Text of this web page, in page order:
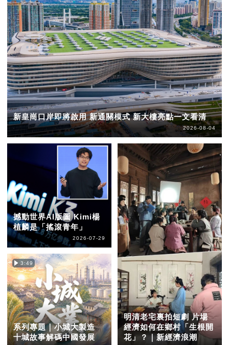
新皇崗口岸即將啟用 新通關模式 新大樓亮點一文看清
2026-08-04
撼動世界AI版圖 Kimi楊
植麟是「搖滾青年」
2026-07-29
3:49
系列專題｜小城大製造
十城故事解碼中國發展
明清老宅裏拍短劇 片場
經濟如何在鄉村「生根開
花」？｜新經濟浪潮